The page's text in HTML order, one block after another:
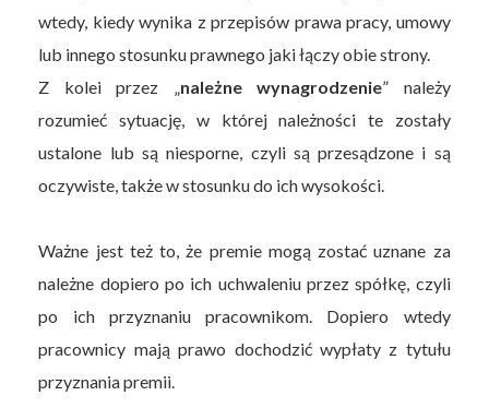
wtedy, kiedy wynika z przepisów prawa pracy, umowy
lub innego stosunku prawnego jaki łączy obie strony.
Z kolei przez „ należne wynagrodzenie” należy
rozumieć sytuację, w której należności te zostały
ustalone lub są niesporne, czyli są przesądzone i są
oczywiste, także w stosunku do ich wysokości.
Ważne jest też to, że premie mogą zostać uznane za
należne dopiero po ich uchwaleniu przez spółkę, czyli
po ich przyznaniu pracownikom. Dopiero wtedy
pracownicy mają prawo dochodzić wypłaty z tytułu
przyznania premii.